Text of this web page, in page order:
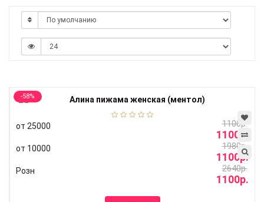
-58%
от 25000 1100р.
1100р.
от 10000 1980р.
1100р.
Розн 2640р.
1100р.